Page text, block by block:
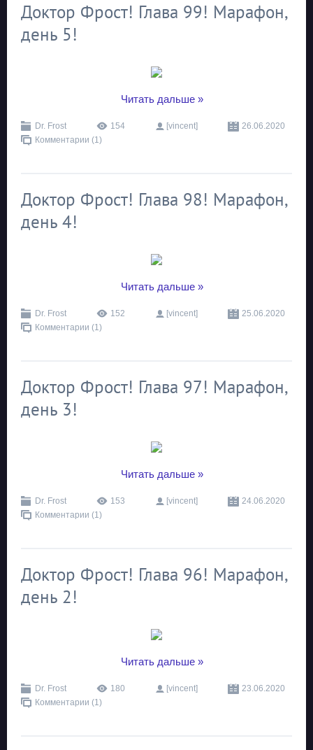
Доктор Фрост! Глава 99! Марафон,
день 5!
Читать дальше »
Dr. Frost 154 [vincent]
26.06.2020
Комментарии (1)
Доктор Фрост! Глава 98! Марафон,
день 4!
Читать дальше »
Dr. Frost 152 [vincent]
25.06.2020
Комментарии (1)
Доктор Фрост! Глава 97! Марафон,
день 3!
Читать дальше »
Dr. Frost 153 [vincent]
24.06.2020
Комментарии (1)
Доктор Фрост! Глава 96! Марафон,
день 2!
Читать дальше »
Dr. Frost 180 [vincent]
23.06.2020
Комментарии (1)